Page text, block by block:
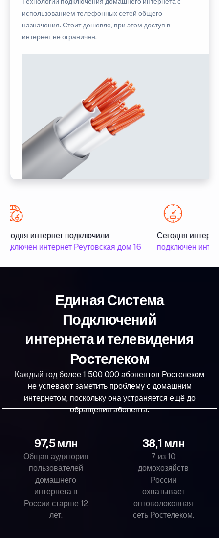
использованием телефонных сетей общего
назначения. Стоит дешевле, при этом доступ в
интернет не ограничен.
интернет подключили
интернет Реутовская дом 16
Сегодня
подключен
Единая Система
Подключений
интернета и телевидения
Ростелеком
Каждый год более 1 500 000 абонентов Ростелеком
не успевают заметить проблему с домашним
интернетом, поскольку она устраняется ещё до
обращения абонента.
97,5 млн
Общая аудитория
пользователей
домашнего
интернета в
России старше 12
лет.
38,1 млн
7 из 10
домохозяйств
России
охватывает
оптоволоконная
сеть Ростелеком.